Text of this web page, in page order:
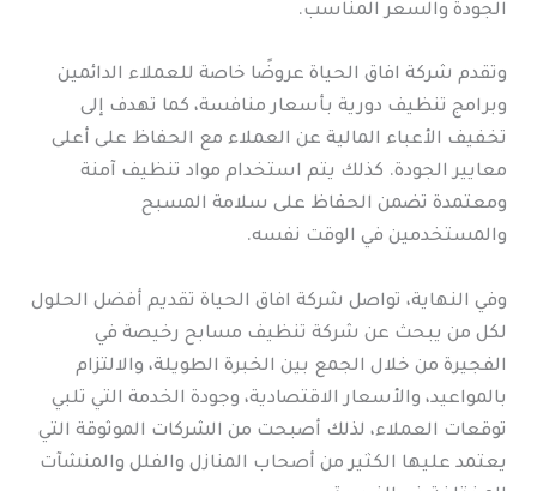
الجودة والسعر المناسب.
وتقدم شركة افاق الحياة عروضًا خاصة للعملاء الدائمين
وبرامج تنظيف دورية بأسعار منافسة، كما تهدف إلى
تخفيف الأعباء المالية عن العملاء مع الحفاظ على أعلى
معايير الجودة. كذلك يتم استخدام مواد تنظيف آمنة
ومعتمدة تضمن الحفاظ على سلامة المسبح
والمستخدمين في الوقت نفسه.
وفي النهاية، تواصل شركة افاق الحياة تقديم أفضل الحلول
لكل من يبحث عن شركة تنظيف مسابح رخيصة في
الفجيرة من خلال الجمع بين الخبرة الطويلة، والالتزام
بالمواعيد، والأسعار الاقتصادية، وجودة الخدمة التي تلبي
توقعات العملاء، لذلك أصبحت من الشركات الموثوقة التي
يعتمد عليها الكثير من أصحاب المنازل والفلل والمنشآت